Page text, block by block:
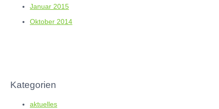
Januar 2015
Oktober 2014
Kategorien
aktuelles